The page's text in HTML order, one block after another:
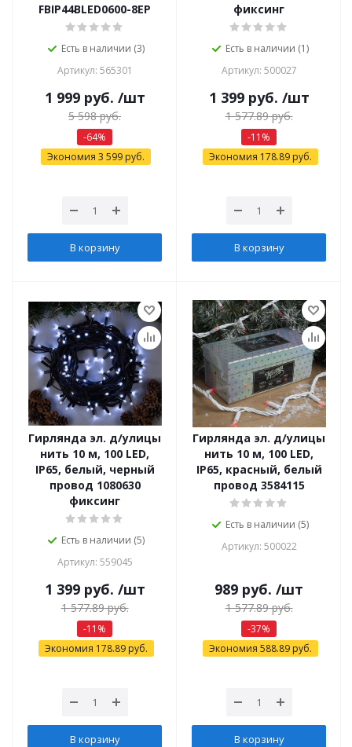
FBIP44BLED0600-8EP
Есть в наличии (3)
Артикул: 565301
1 999руб. /шт
5 598руб.
-64%
Экономия 3 599 руб.
В корзину
фиксинг
Есть в наличии (1)
Артикул: 500027
1 399руб. /шт
1 577.89руб.
-11 %
Экономия 178.89руб.
В корзину
Гирлянда эл. д/улицы
нить 10 м, 100 LED,
IP65, белый, черный
провод 1080630
фиксинг
Есть в наличии (5)
Артикул: 559045
1 399руб. /шт
1 577.89руб.
-11 %
Экономия 178.89руб.
В корзину
Гирлянда эл. д/улицы
нить 10 м, 100 LED,
IP65, красный, белый
провод 3584115
Есть в наличии (5)
Артикул: 500022
989 руб. /шт
1 577.89руб.
-37%
Экономия 588.89руб.
В корзину